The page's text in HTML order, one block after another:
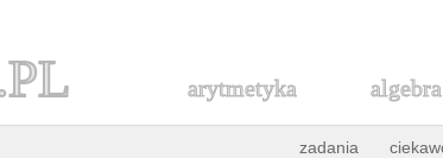
arytmetyka algebra
zadania